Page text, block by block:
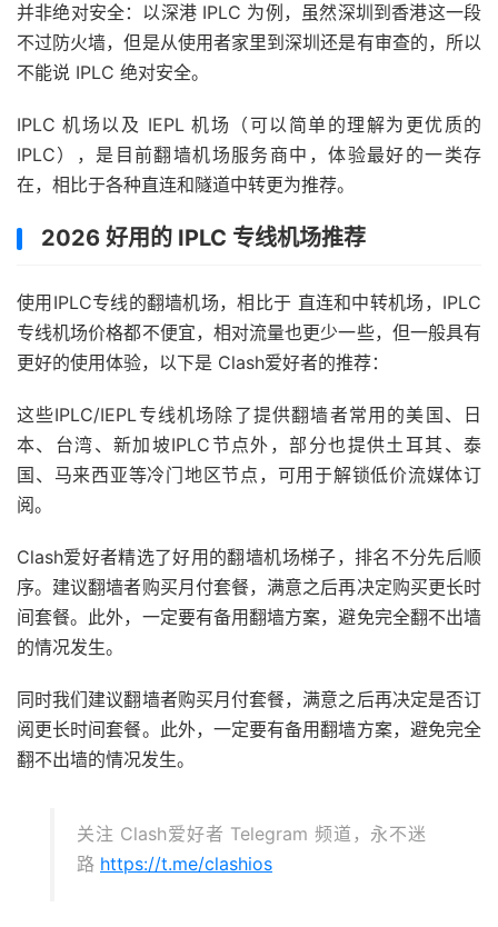
并非绝对安全：以深港 IPLC 为例，虽然深圳到香港这一段
不过防火墙，但是从使用者家里到深圳还是有审查的，所以
不能说 IPLC 绝对安全。
IPLC 机场以及 IEPL 机场（可以简单的理解为更优质的
IPLC），是目前翻墙机场服务商中，体验最好的一类存
在，相比于各种直连和隧道中转更为推荐。
2026 好用的 IPLC 专线机场推荐
使用IPLC专线的翻墙机场，相比于 直连和中转机场，IPLC
专线机场价格都不便宜，相对流量也更少一些，但一般具有
更好的使用体验，以下是 Clash爱好者的推荐：
这些IPLC/IEPL专线机场除了提供翻墙者常用的美国、日
本、台湾、新加坡IPLC节点外，部分也提供土耳其、泰
国、马来西亚等冷门地区节点，可用于解锁低价流媒体订
阅。
Clash爱好者精选了好用的翻墙机场梯子，排名不分先后顺
序。建议翻墙者购买月付套餐，满意之后再决定购买更长时
间套餐。此外，一定要有备用翻墙方案，避免完全翻不出墙
的情况发生。
同时我们建议翻墙者购买月付套餐，满意之后再决定是否订
阅更长时间套餐。此外，一定要有备用翻墙方案，避免完全
翻不出墙的情况发生。
关注 Clash爱好者 Telegram 频道，永不迷
路 https://t.me/clashios